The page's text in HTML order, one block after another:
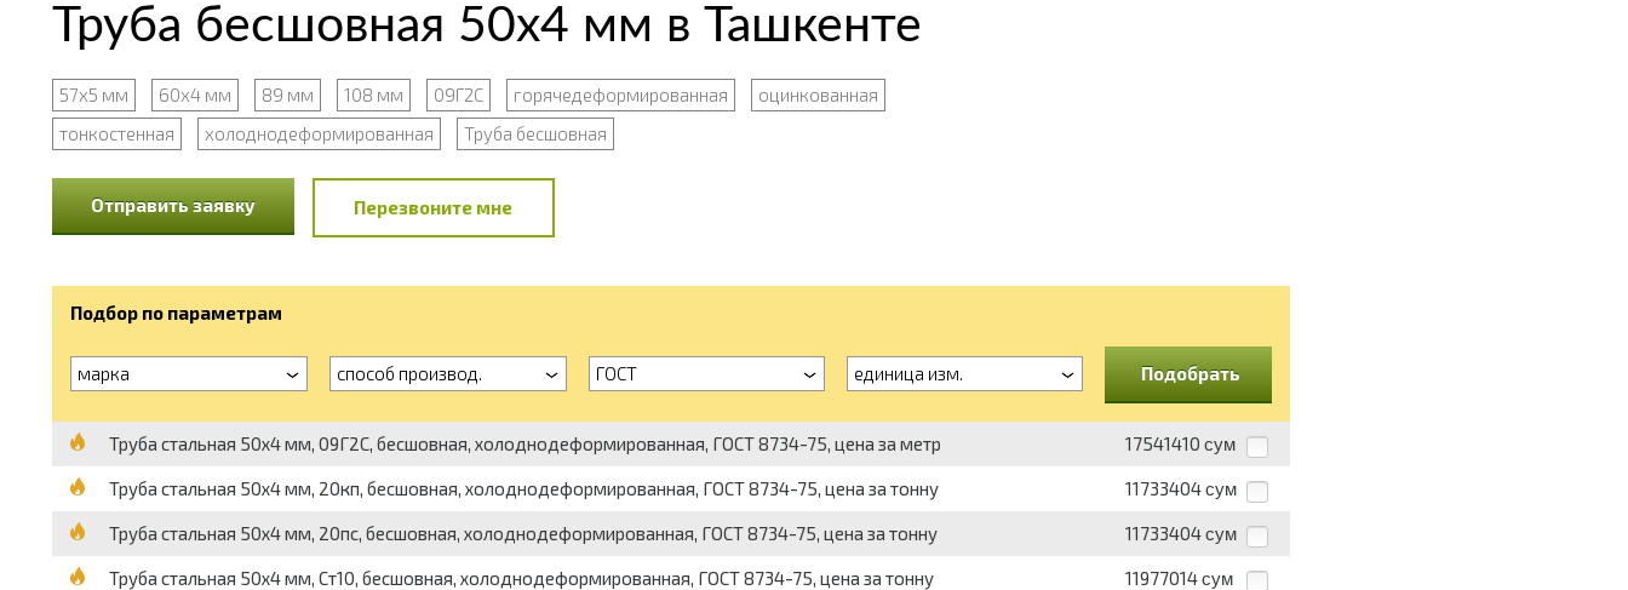
Труба бесшовная 50х4 мм в Ташкенте
57х5 мм 60х4 мм 89 мм 108 мм 09Г2С горячедеформированная
оцинкованная
тонкостенная
холоднодеформированная Труба бесшовная
Отправить заявку Перезвоните мне
Подбор по параметрам
марка способ производ. ГОСТ единица изм. Подобрать
Труба стальная 50х4 мм, 09Г2С, бесшовная, холоднодеформированная, ГОСТ 8734-75, цена за метр 17541410 сум
Труба стальная 50х4 мм, 20кп, бесшовная, холоднодеформированная, ГОСТ 8734-75, цена за тонну 11733404 сум
Труба стальная 50х4 мм, 20пс, бесшовная, холоднодеформированная, ГОСТ 8734-75, цена за тонну 11733404 сум
Труба стальная 50х4 мм, Ст10, бесшовная, холоднодеформированная, ГОСТ 8734-75, цена за тонну 11977014 сум